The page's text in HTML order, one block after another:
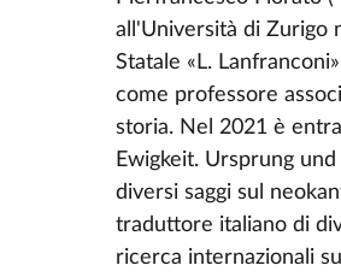
all'Università di Zurigo
Statale «L.
come professore
storia. Nel 2021 è
Ewigkeit. Ursprung
diversi saggi sul
traduttore italiano di
ricerca internazionali